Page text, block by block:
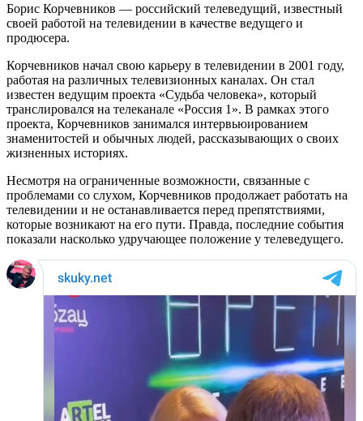
Борис Корчевников — российский телеведущий, известный
своей работой на телевидении в качестве ведущего и
продюсера.
Корчевников начал свою карьеру в телевидении в 2001 году,
работая на различных телевизионных каналах. Он стал
известен ведущим проекта «Судьба человека», который
транслировался на телеканале «Россия 1». В рамках этого
проекта, Корчевников занимался интервьюированием
знаменитостей и обычных людей, рассказывающих о своих
жизненных историях.
Несмотря на ограниченные возможности, связанные с
проблемами со слухом, Корчевников продолжает работать на
телевидении и не останавливается перед препятствиями,
которые возникают на его пути. Правда, последние события
показали насколько удручающее положение у телеведущего.